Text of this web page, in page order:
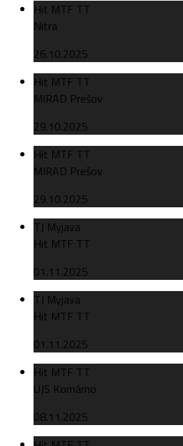
Hit MTF TT
Nitra
26.10.2025
Hit MTF TT
MIRAD Prešov
29.10.2025
Hit MTF TT
MIRAD Prešov
29.10.2025
TJ Myjava
Hit MTF TT
01.11.2025
TJ Myjava
Hit MTF TT
01.11.2025
Hit MTF TT
UJS Komárno
08.11.2025